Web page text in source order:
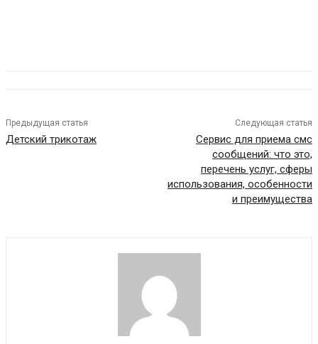
Предыдущая статья
Детский трикотаж
Следующая статья
Сервис для приема смс
сообщений: что это,
перечень услуг, сферы
использования, особенности
и преимущества